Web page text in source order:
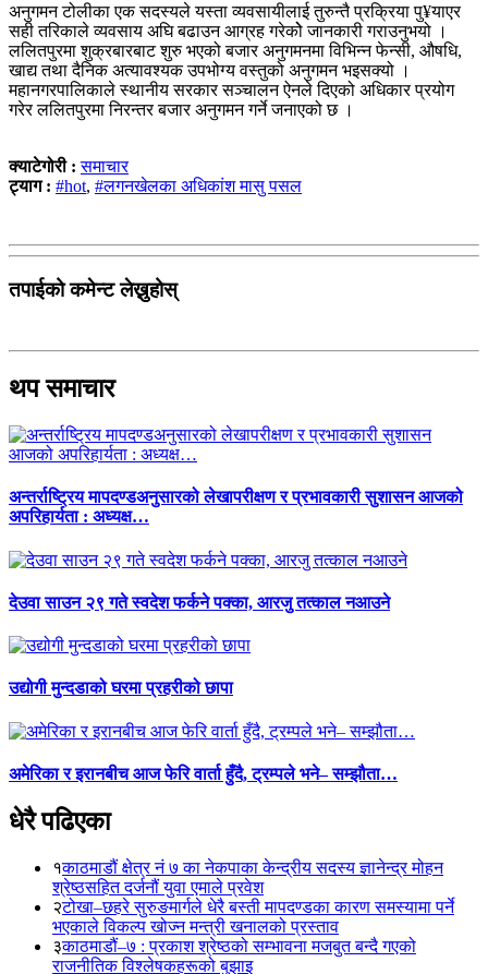
अनुगमन टोलीका एक सदस्यले यस्ता व्यवसायीलाई तुरुन्तै प्रक्रिया पु¥याएर
सही तरिकाले व्यवसाय अघि बढाउन आग्रह गरेकोे जानकारी गराउनुभयो ।
ललितपुरमा शुक्रबारबाट शुरु भएको बजार अनुगमनमा विभिन्न फेन्सी, औषधि,
खाद्य तथा दैनिक अत्यावश्यक उपभोग्य वस्तुको अनुगमन भइसक्यो ।
महानगरपालिकाले स्थानीय सरकार सञ्चालन ऐनले दिएको अधिकार प्रयोग
गरेर ललितपुरमा निरन्तर बजार अनुगमन गर्ने जनाएको छ ।
क्याटेगोरी :समाचार
ट्याग : #hot, #लगनखेलका अधिकांश मासु पसल
तपाईको कमेन्ट लेख्नुहोस्
थप समाचार
अन्तर्राष्ट्रिय मापदण्डअनुसारको लेखापरीक्षण र प्रभावकारी सुशासन आजको
अपरिहार्यता : अध्यक्ष…
देउवा साउन २९ गते स्वदेश फर्कने पक्का, आरजु तत्काल नआउने
उद्योगी मुन्दडाको घरमा प्रहरीको छापा
अमेरिका र इरानबीच आज फेरि वार्ता हुँदै, ट्रम्पले भने– सम्झौता…
धेरै पढिएका
१काठमाडौं क्षेत्र नं ७ का नेकपाका केन्द्रीय सदस्य ज्ञानेन्द्र मोहन
श्रेष्ठसहित दर्जनौं युवा एमाले प्रवेश
२टोखा–छहरे सुरुङमार्गले धेरै बस्ती मापदण्डका कारण समस्यामा पर्ने
भएकाले विकल्प खोज्न मन्त्री खनालको प्रस्ताव
३काठमाडौं–७ : प्रकाश श्रेष्ठको सम्भावना मजबुत बन्दै गएको
राजनीतिक विश्लेषकहरूको बुझाइ